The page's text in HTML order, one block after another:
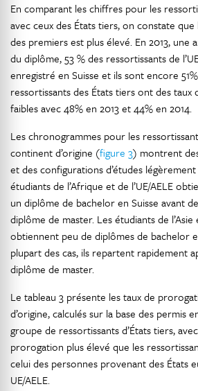
En comparant les chiffres pour les
avec ceux des États tiers, on constate
des premiers est plus élevé. En 2013, une
du diplôme, 53 % des ressortissants de
enregistré en Suisse et ils sont encore
ressortissants des États tiers ont des
faibles avec 48% en 2013 et 44% en 2014.
Les chronogrammes pour les
continent d’origine (figure 3) montrent
et des configurations d’études
étudiants de l’Afrique et de l’UE/AELE
un diplôme de bachelor en Suisse avant
diplôme de master. Les étudiants de
obtiennent peu de diplômes de bachelor
plupart des cas, ils repartent rapidement
diplôme de master.
Le tableau 3 présente les taux de
d’origine, calculés sur la base des permis
groupe de ressortissants d’États tiers,
prorogation plus élevé que les
celui des personnes provenant des États
UE/AELE.